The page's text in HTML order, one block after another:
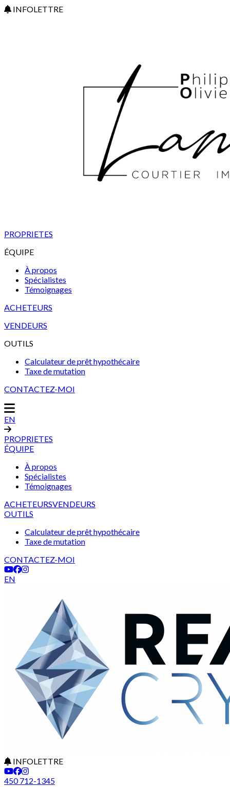
INFOLETTRE
PROPRIETES
ÉQUIPE
À propos
Spécialistes
Témoignages
ACHETEURS
VENDEURS
OUTILS
Calculateur de prêt hypothécaire
Taxe de mutation
CONTACTEZ-MOI
EN
PROPRIETES
ÉQUIPE
À propos
Spécialistes
Témoignages
ACHETEURSVENDEURS
OUTILS
Calculateur de prêt hypothécaire
Taxe de mutation
CONTACTEZ-MOI
EN
INFOLETTRE
450 712-1345